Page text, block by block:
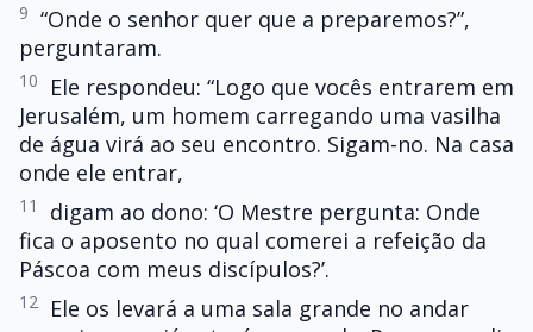
9 “Onde o senhor quer que a preparemos?”,
perguntaram.
10
Ele respondeu: “Logo que vocês entrarem em
Jerusalém, um homem carregando uma vasilha
de água virá ao seu encontro. Sigam-no. Na casa
onde ele entrar,
11
digam ao dono: ‘O Mestre pergunta: Onde
fica o aposento no qual comerei a refeição da
Páscoa com meus discípulos?’.
12
Ele os levará a uma sala grande no andar